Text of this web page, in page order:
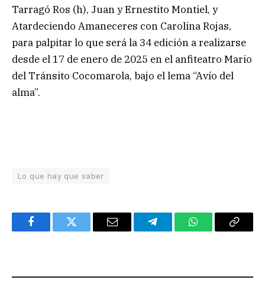
Tarragó Ros (h), Juan y Ernestito Montiel, y
Atardeciendo Amaneceres con Carolina Rojas,
para palpitar lo que será la 34 edición a realizarse
desde el 17 de enero de 2025 en el anfiteatro Mario
del Tránsito Cocomarola, bajo el lema “Avío del
alma”.
Lo que hay que saber
FacebookTwitter Email TelegramWhatsAppCopy